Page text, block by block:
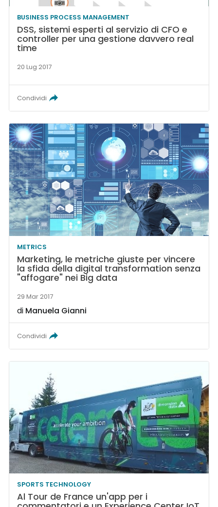
BUSINESS PROCESS MANAGEMENT
DSS, sistemi esperti al servizio di CFO e
controller per una gestione davvero real
time
20 Lug 2017
Condividi
METRICS
Marketing, le metriche giuste per vincere
la sfida della digital transformation senza
"affogare" nei Big data
29 Mar 2017
di Manuela Gianni
Condividi
SPORTS TECHNOLOGY
Al Tour de France un'app per i